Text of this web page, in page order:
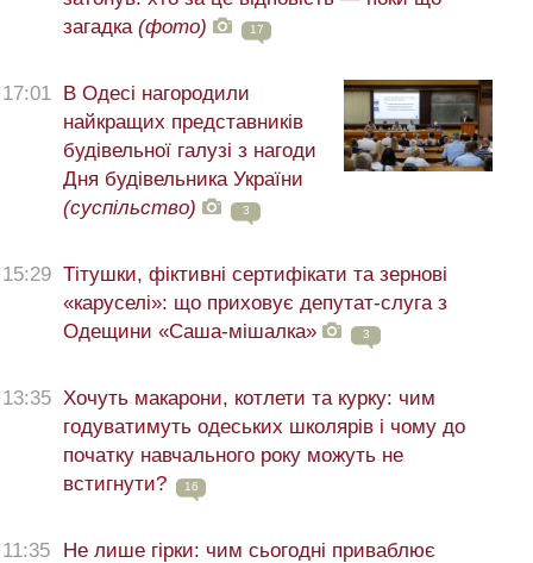
загадка (фото) 17
17:01
В Одесі нагородили
найкращих представників
будівельної галузі з нагоди
Дня будівельника України
(суспільство)
3
15:29 Тітушки, фіктивні сертифікати та зернові
«каруселі»: що приховує депутат-слуга з
Одещини «Саша-мішалка»
3
13:35 Хочуть макарони, котлети та курку: чим
годуватимуть одеських школярів і чому до
початку навчального року можуть не
встигнути?
16
11:35
Не лише гірки: чим сьогодні приваблює